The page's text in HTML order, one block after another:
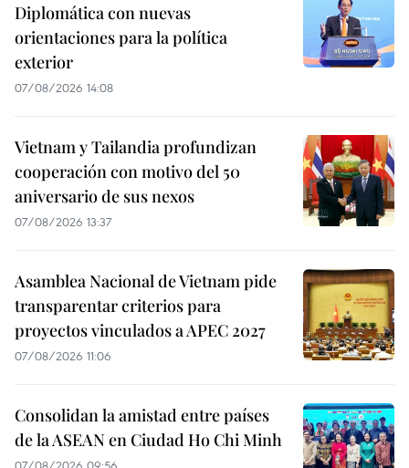
Diplomática con nuevas
orientaciones para la política
exterior
07/08/2026 14:08
Vietnam y Tailandia profundizan
cooperación con motivo del 50
aniversario de sus nexos
07/08/2026 13:37
Asamblea Nacional de Vietnam pide
transparentar criterios para
proyectos vinculados a APEC 2027
07/08/2026 11:06
Consolidan la amistad entre países
de la ASEAN en Ciudad Ho Chi Minh